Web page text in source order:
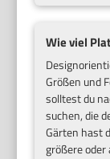
Wie viel
Größen und
solltest du
suchen, die
Gärten hast
größere